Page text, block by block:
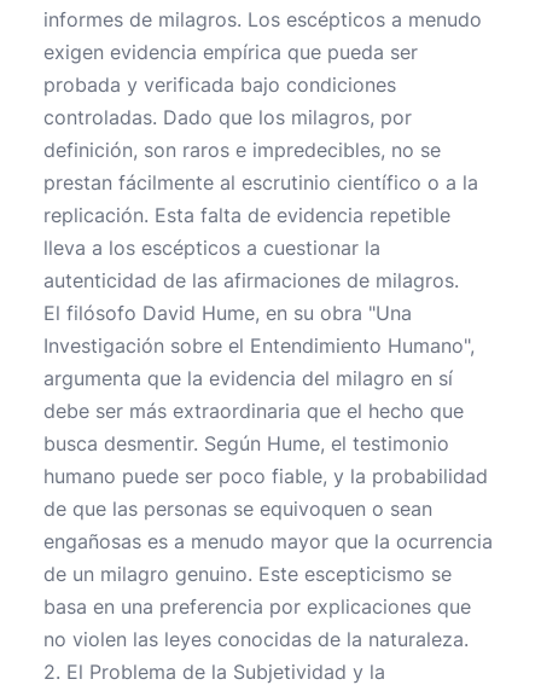
informes de milagros. Los escépticos a menudo
exigen evidencia empírica que pueda ser
probada y verificada bajo condiciones
controladas. Dado que los milagros, por
definición, son raros e impredecibles, no se
prestan fácilmente al escrutinio científico o a la
replicación. Esta falta de evidencia repetible
lleva a los escépticos a cuestionar la
autenticidad de las afirmaciones de milagros.
El filósofo David Hume, en su obra "Una
Investigación sobre el Entendimiento Humano",
argumenta que la evidencia del milagro en sí
debe ser más extraordinaria que el hecho que
busca desmentir. Según Hume, el testimonio
humano puede ser poco fiable, y la probabilidad
de que las personas se equivoquen o sean
engañosas es a menudo mayor que la ocurrencia
de un milagro genuino. Este escepticismo se
basa en una preferencia por explicaciones que
no violen las leyes conocidas de la naturaleza.
2. El Problema de la Subjetividad y la